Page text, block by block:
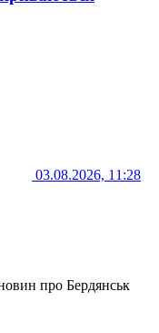
03.08.2026, 11:28
про Бердянськ